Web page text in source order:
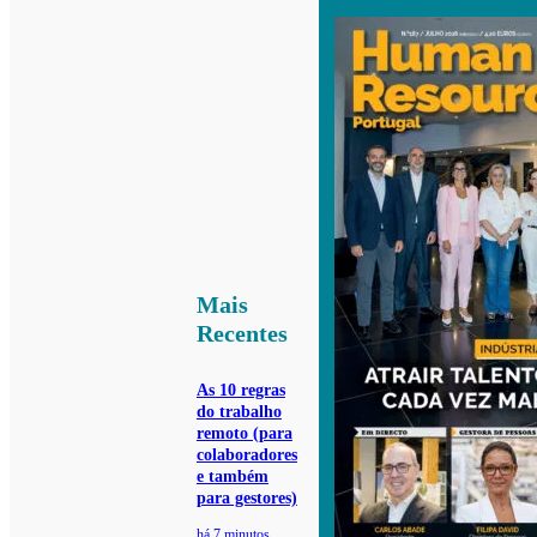
Mais
Recentes
As 10 regras
do trabalho
remoto (para
colaboradores
e também
para gestores)